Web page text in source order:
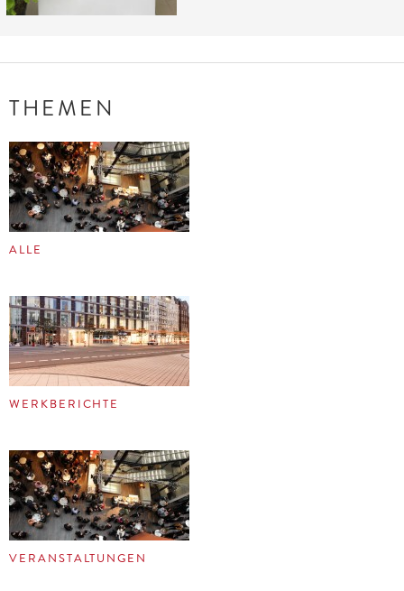
THEMEN
ALLE
WERKBERICHTE
VERANSTALTUNGEN